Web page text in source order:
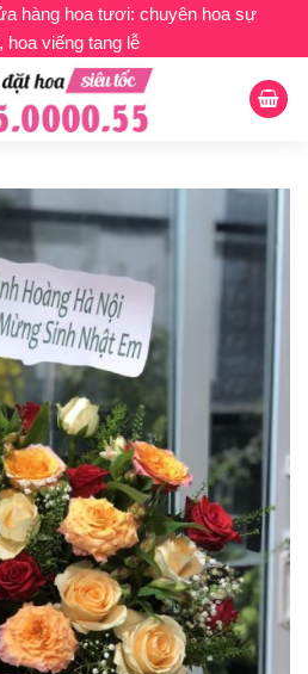
hàng hoa tươi: chuyên hoa sự
hoa viếng tang lễ